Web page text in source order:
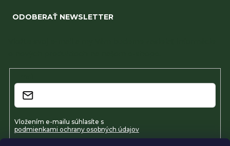
ODOBERAŤ NEWSLETTER
Vložením e-mailu súhlasíte s
podmienkami ochrany osobných údajov